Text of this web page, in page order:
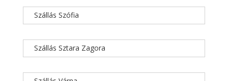
Szállás Szófia
Szállás Sztara Zagora